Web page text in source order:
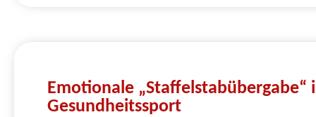
Emotionale „Staffelstabübergabe“
Gesundheitssport